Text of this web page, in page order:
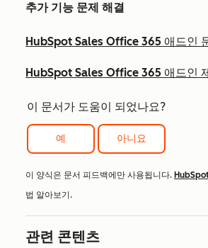
추가 기능 문제 해결
HubSpot Sales Office 365 애드인
HubSpot Sales Office 365 애드인
이 문서가 도움이 되었나요?
예 아니요
이 양식은 문서 피드백에만 사용됩니다.
법 알아보기.
관련 콘텐츠